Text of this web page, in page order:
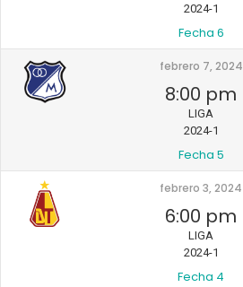
2024-1
Fecha 6
febrero 7, 2024
8:00 pm
LIGA
2024-1
Fecha 5
febrero 3, 2024
6:00 pm
LIGA
2024-1
Fecha 4